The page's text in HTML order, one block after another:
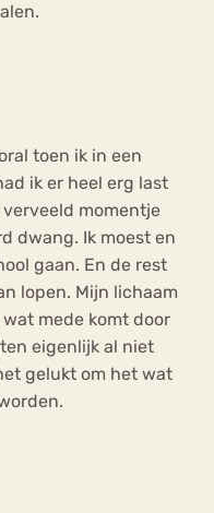
toen ik in een
ik er heel erg last
momentje
dwang. Ik moest en
gaan. En de rest
lopen. Mijn lichaam
mede komt door
eigenlijk al niet
gelukt om het wat